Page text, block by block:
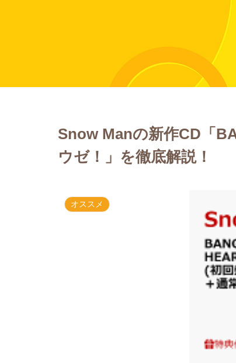
Snow Manの新作CD「
ウゼ！」を徹底解説！
オススメ